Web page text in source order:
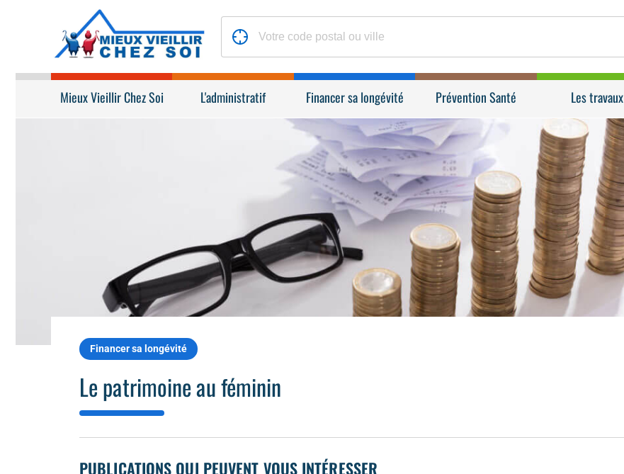
Mieux Vieillir Chez Soi L'administratif Financer sa longévité Prévention Santé Les travaux
Financer sa longévité
Le patrimoine au féminin
PUBLICATIONS QUI PEUVENT VOUS INTÉRESSER